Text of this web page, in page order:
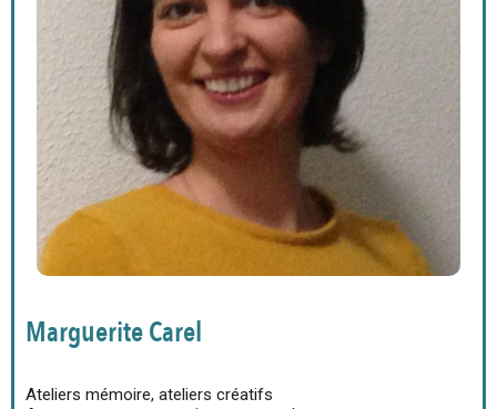
Marguerite Carel
Ateliers mémoire, ateliers créatifs